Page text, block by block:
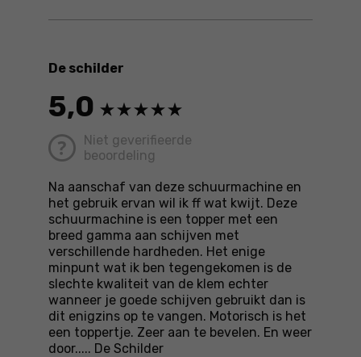
De schilder
5,0
Niet geverifieerde
beoordeling
Na aanschaf van deze schuurmachine en
het gebruik ervan wil ik ff wat kwijt. Deze
schuurmachine is een topper met een
breed gamma aan schijven met
verschillende hardheden. Het enige
minpunt wat ik ben tegengekomen is de
slechte kwaliteit van de klem echter
wanneer je goede schijven gebruikt dan is
dit enigzins op te vangen. Motorisch is het
een toppertje. Zeer aan te bevelen. En weer
door..... De Schilder